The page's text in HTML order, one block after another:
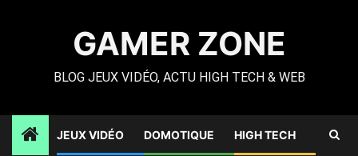
GAMER ZONE
BLOG JEUX VIDÉO, ACTU HIGH TECH & WEB
JEUX VIDÉO DOMOTIQUE HIGH TECH